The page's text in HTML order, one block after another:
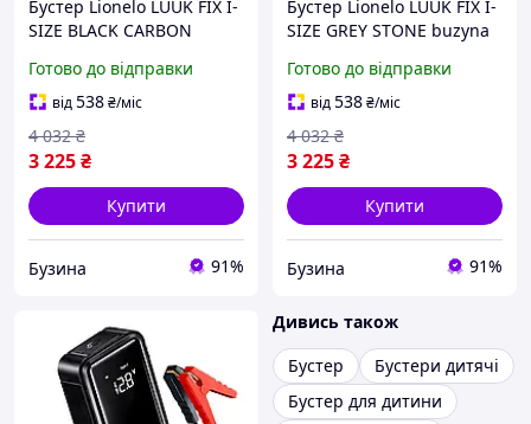
Бустер Lionelo LUUK FIX I-
SIZE BLACK CARBON
Готово до відправки
від538₴/міс
3 225₴
4 032 ₴
Купити
Бузина 91%
Бустер Lionelo LUUK FIX I-
SIZE GREY STONE buzyna
Готово до відправки
від538₴/міс
3 225₴
4 032 ₴
Купити
Бузина 91%
Дивись також
Бустер
Бустери дитячі
Бустер для дитини